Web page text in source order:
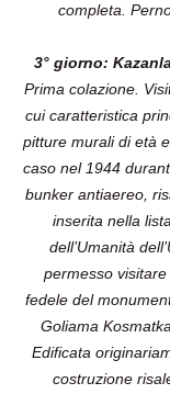
completa.
3° giorno:
Prima colazione.
cui caratteristica
pitture murali di età
caso nel 1944
bunker antiaereo,
inserita nella
dell’Umanità
permesso
fedele del
Goliama
Edificata
costruzione